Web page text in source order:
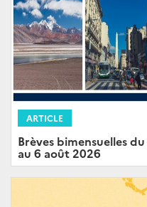
ARTICLE
Brèves bimensuelles
au 6 août 2026